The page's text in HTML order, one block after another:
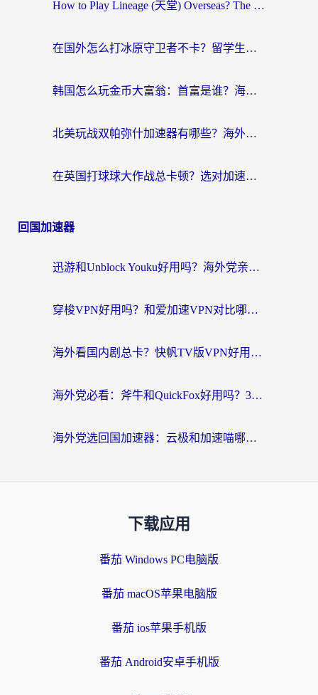
How to Play Lineage (天堂) Overseas? The Ultimate Guide to Choosing the Best Chinese Server Game Accelerator (在国外打天堂加速器)
在国外怎么打冰原守卫者不卡？留学生亲测的国服游戏加速指南
韩国怎么玩金币大富翁：首富是谁？海外党国服游戏加速全攻略
北美玩战双帕弥什加速器有哪些？海外党亲测好用的国服加速指南
在英国打球球大作战总卡顿？选对加速器让你告别延迟（附实测攻略）
回国加速器
迅游和Unblock Youku好用吗？海外党亲测：3个维度教你选对回国加速器
穿梭VPN好用吗？和爱加速VPN对比哪个回国效果更好？海外党必看的实用指南
海外看国内剧总卡？快帆TV版VPN好用吗？和海牛VPN对比哪个回国效果更好？
海外党必看：斧牛和QuickFox好用吗？3步选对回国加速器，无缝刷国内剧玩游戏
海外党选回国加速器：云极和加速喵哪个好？附3款热门工具实测对比
下载应用
番茄 Windows PC电脑版
番茄 macOS苹果电脑版
番茄 ios苹果手机版
番茄 Android安卓手机版